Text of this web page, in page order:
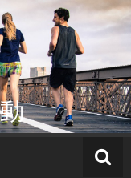
動